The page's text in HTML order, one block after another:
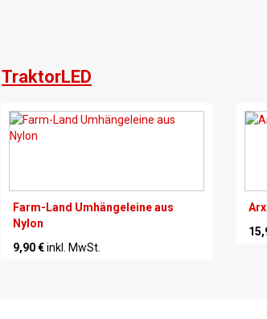
TraktorLED
Farm-Land Umhängeleine aus
Nylon
9,90 €inkl. MwSt.